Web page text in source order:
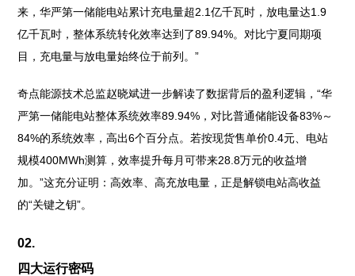
来，华严第一储能电站累计充电量超2.1亿千瓦时，放电量达1.9
亿千瓦时，整体系统转化效率达到了89.94%。对比宁夏同期项
目，充电量与放电量始终位于前列。”
奇点能源技术总监赵晓斌进一步解读了数据背后的盈利逻辑，“华
严第一储能电站整体系统效率89.94%，对比普通储能设备83%～
84%的系统效率，高出6个百分点。若按现货售单价0.4元、电站
规模400MWh测算，效率提升每月可带来28.8万元的收益增
加。”这充分证明：高效率、高充放电量，正是解锁电站高收益
的“关键之钥”。
02.
四大运行密码